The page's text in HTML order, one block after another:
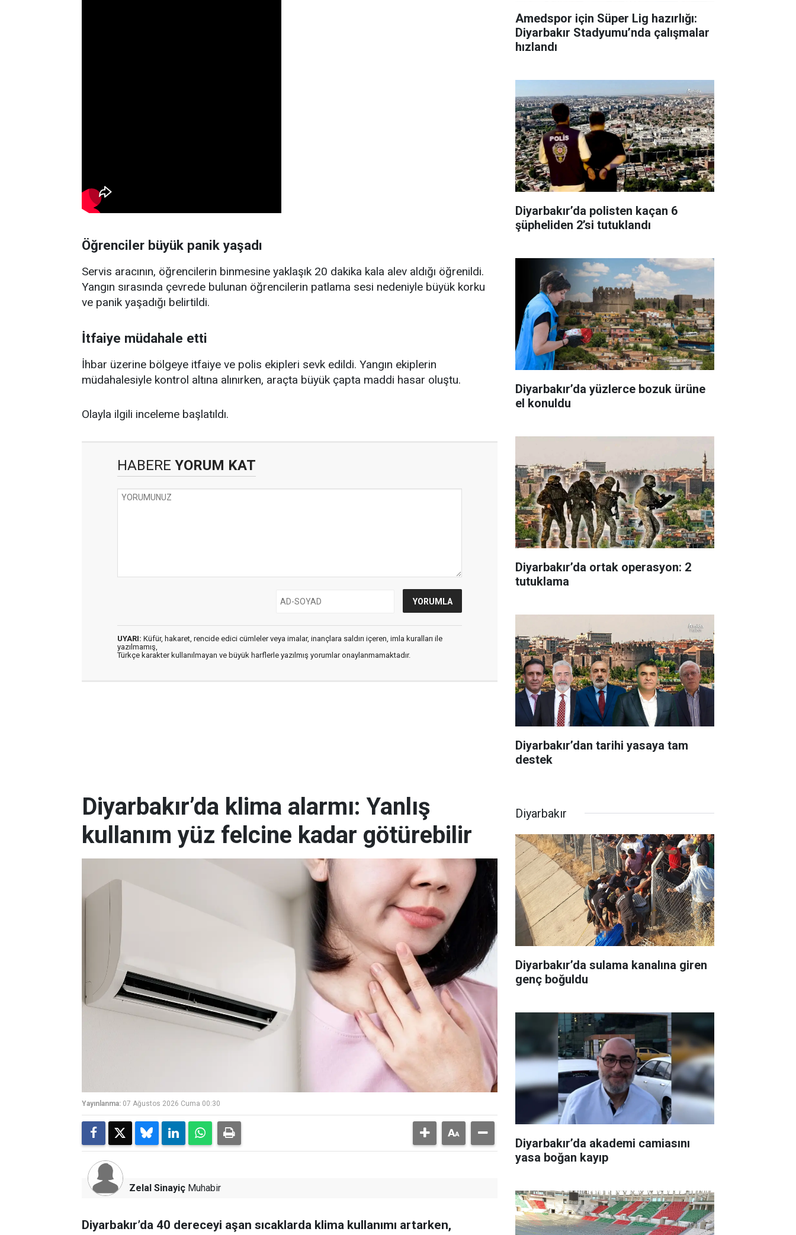
Öğrenciler büyük panik yaşadı
Servis aracının, öğrencilerin binmesine yaklaşık 20 dakika kala alev aldığı öğrenildi.
Yangın sırasında çevrede bulunan öğrencilerin patlama sesi nedeniyle büyük korku
ve panik yaşadığı belirtildi.
İtfaiye müdahale etti
İhbar üzerine bölgeye itfaiye ve polis ekipleri sevk edildi. Yangın ekiplerin
müdahalesiyle kontrol altına alınırken, araçta büyük çapta maddi hasar oluştu.
Olayla ilgili inceleme başlatıldı.
HABERE YORUM KAT
UYARI: Küfür, hakaret, rencide edici cümleler veya imalar, inançlara saldırı içeren, imla kuralları ile
yazılmamış,
Türkçe karakter kullanılmayan ve büyük harflerle yazılmış yorumlar onaylanmamaktadır.
Amedspor için Süper Lig hazırlığı:
Diyarbakır Stadyumu’nda çalışmalar
hızlandı
Diyarbakır’da polisten kaçan 6
şüpheliden 2’si tutuklandı
Diyarbakır’da yüzlerce bozuk ürüne
el konuldu
Diyarbakır’da ortak operasyon: 2
tutuklama
Diyarbakır’dan tarihi yasaya tam
destek
Diyarbakır’da klima alarmı: Yanlış
kullanım yüz felcine kadar götürebilir
Yayınlanma: 07 Ağustos 2026 Cuma 00:30
Zelal Sinayiç Muhabir
Diyarbakır’da 40 dereceyi aşan sıcaklarda klima kullanımı artarken,
Diyarbakır
Diyarbakır’da sulama kanalına giren
genç boğuldu
Diyarbakır’da akademi camiasını
yasa boğan kayıp